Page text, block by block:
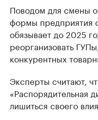
Поводом для смены
формы предприятия
обязывает до 2025
реорганизовать
конкурентных
Эксперты считают,
«Распорядительная
лишиться своего